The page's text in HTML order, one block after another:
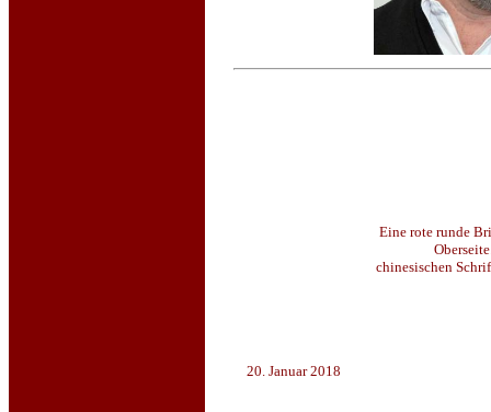
20. Januar 2018
Eine rote runde
chinesischen